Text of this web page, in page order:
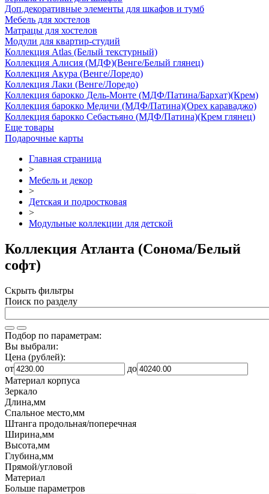
Доп.декоративные элементы для шкафов и тумб
Мебель для хостелов
Матрацы для хостелов
Модули для квартир-студий
Коллекция Atlas (Белый текстурный)
Коллекция Алисия (МДФ)(Венге/Белый глянец)
Коллекция Акура (Венге/Лоредо)
Коллекция Лаки (Венге/Лоредо)
Коллекция барокко Дель-Монте (МДФ/Патина/Бархат)(Крем)
Коллекция барокко Медичи (МДФ/Патина)(Орех караваджо)
Коллекция барокко Себастьяно (МДФ/Патина)(Крем глянец)
Еще товары
Подарочные карты
Главная страница
>
Мебель и декор
>
Детская и подростковая
>
Модульные коллекции для детской
Коллекция Атланта (Сонома/Белый
софт)
Скрыть фильтры
Поиск по разделу
Подбор по параметрам:
Вы выбрали:
Цена (рублей):
от
до
Материал корпуса
Зеркало
Длина,мм
Спальное место,мм
Штанга продольная/поперечная
Ширина,мм
Высота,мм
Глубина,мм
Прямой/угловой
Материал
Больше параметров